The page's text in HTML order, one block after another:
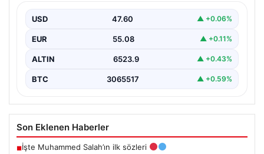
USD 47.60 ▲ +0.06%
EUR 55.08 ▲ +0.11%
ALTIN 6523.9 ▲ +0.43%
BTC 3065517 ▲ +0.59%
Son Eklenen Haberler
■İşte Muhammed Salah’ın ilk sözleri